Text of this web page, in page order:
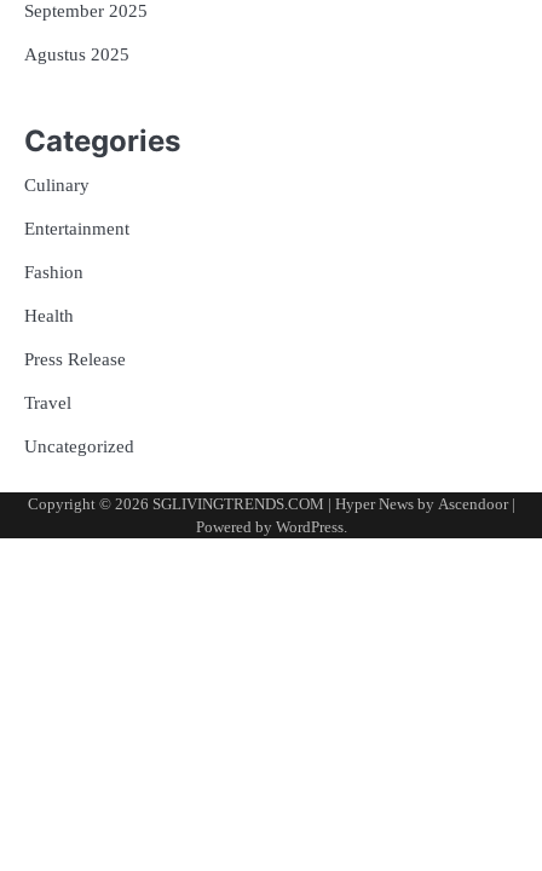
September 2025
Agustus 2025
Categories
Culinary
Entertainment
Fashion
Health
Press Release
Travel
Uncategorized
Copyright © 2026 SGLIVINGTRENDS.COM | Hyper News by Ascendoor|
Powered by WordPress.